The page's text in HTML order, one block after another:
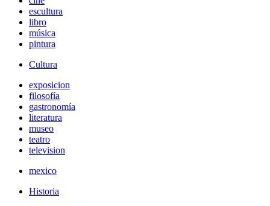
escultura
libro
música
pintura
Cultura
exposicion
filosofía
gastronomía
literatura
museo
teatro
television
mexico
Historia